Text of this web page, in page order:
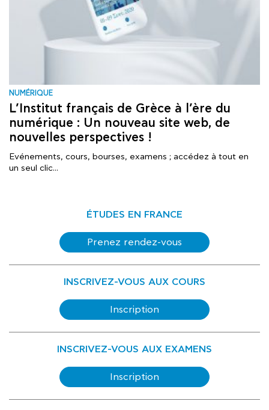
NUMÉRIQUE
L’Institut français de Grèce à l’ère du
numérique : Un nouveau site web, de
nouvelles perspectives !
Evénements, cours, bourses, examens ; accédez à tout en
un seul clic...
ÉTUDES EN FRANCE
Prenez rendez-vous
INSCRIVEZ-VOUS AUX COURS
Inscription
INSCRIVEZ-VOUS AUX EXAMENS
Inscription